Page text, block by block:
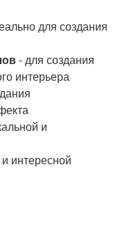
для создания
- для создания
интерьера
и
интересной